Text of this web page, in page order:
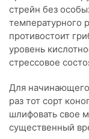
стрейн без
температурного
противостоит
уровень
стрессовое
Для
раз тот сорт
шлифовать свое
существенный